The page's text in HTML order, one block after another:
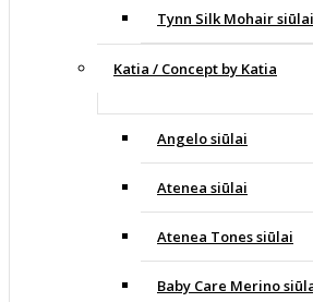
Tynn Silk Mohair siūlai
Katia / Concept by Katia
Angelo siūlai
Atenea siūlai
Atenea Tones siūlai
Baby Care Merino